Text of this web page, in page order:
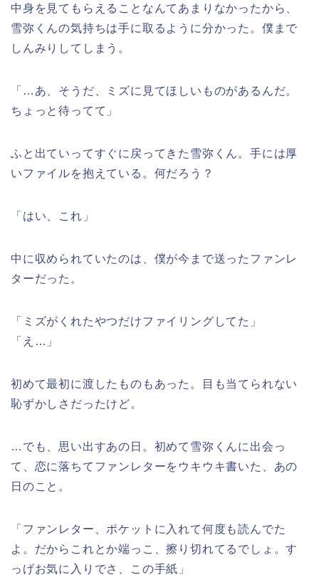
中身を見てもらえることなんてあまりなかったから、
雪弥くんの気持ちは手に取るように分かった。僕まで
しんみりしてしまう。
「…あ、そうだ、ミズに見てほしいものがあるんだ。
ちょっと待ってて」
ふと出ていってすぐに戻ってきた雪弥くん。手には厚
いファイルを抱えている。何だろう？
「はい、これ」
中に収められていたのは、僕が今まで送ったファンレ
ターだった。
「ミズがくれたやつだけファイリングしてた」
「え…」
初めて最初に渡したものもあった。目も当てられない
恥ずかしさだったけど。
…でも、思い出すあの日。初めて雪弥くんに出会っ
て、恋に落ちてファンレターをウキウキ書いた、あの
日のこと。
「ファンレター、ポケットに入れて何度も読んでた
よ。だからこれとか端っこ、擦り切れてるでしょ。す
っげお気に入りでさ、この手紙」